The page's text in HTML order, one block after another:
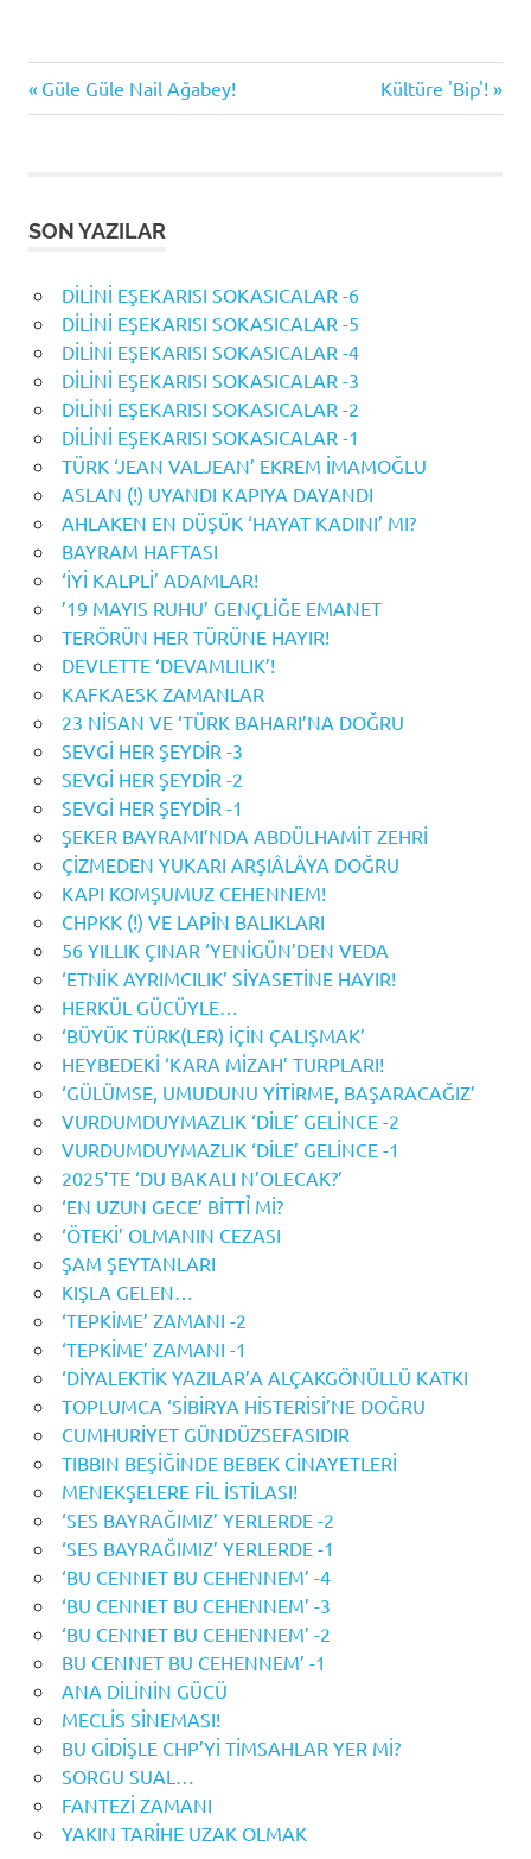
Yazı
Previous
Post:
Güle Güle Nail Ağabey!
Next
Post:
Kültüre 'Bip'!
SON YAZILAR
DİLİNİ EŞEKARISI SOKASICALAR -6
DİLİNİ EŞEKARISI SOKASICALAR -5
DİLİNİ EŞEKARISI SOKASICALAR -4
DİLİNİ EŞEKARISI SOKASICALAR -3
DİLİNİ EŞEKARISI SOKASICALAR -2
DİLİNİ EŞEKARISI SOKASICALAR -1
TÜRK ‘JEAN VALJEAN’ EKREM İMAMOĞLU
ASLAN (!) UYANDI KAPIYA DAYANDI
AHLAKEN EN DÜŞÜK ‘HAYAT KADINI’ MI?
BAYRAM HAFTASI
‘İYİ KALPLİ’ ADAMLAR!
’19 MAYIS RUHU’ GENÇLİĞE EMANET
TERÖRÜN HER TÜRÜNE HAYIR!
DEVLETTE ‘DEVAMLILIK’!
KAFKAESK ZAMANLAR
23 NİSAN VE ‘TÜRK BAHARI’NA DOĞRU
SEVGİ HER ŞEYDİR -3
SEVGİ HER ŞEYDİR -2
SEVGİ HER ŞEYDİR -1
ŞEKER BAYRAMI’NDA ABDÜLHAMİT ZEHRİ
ÇİZMEDEN YUKARI ARŞIÂLÂYA DOĞRU
KAPI KOMŞUMUZ CEHENNEM!
CHPKK (!) VE LAPİN BALIKLARI
56 YILLIK ÇINAR ‘YENİGÜN’DEN VEDA
‘ETNİK AYRIMCILIK’ SİYASETİNE HAYIR!
HERKÜL GÜCÜYLE…
‘BÜYÜK TÜRK(LER) İÇİN ÇALIŞMAK’
HEYBEDEKİ ‘KARA MİZAH’ TURPLARI!
‘GÜLÜMSE, UMUDUNU YİTİRME, BAŞARACAĞIZ’
VURDUMDUYMAZLIK ‘DİLE’ GELİNCE -2
VURDUMDUYMAZLIK ‘DİLE’ GELİNCE -1
2025’TE ‘DU BAKALI N’OLECAK?’
‘EN UZUN GECE’ BİTTỈ Mİ?
‘ÖTEKİ’ OLMANIN CEZASI
ŞAM ŞEYTANLARI
KIŞLA GELEN…
‘TEPKİME’ ZAMANI -2
‘TEPKİME’ ZAMANI -1
‘DİYALEKTİK YAZILAR’A ALÇAKGÖNÜLLÜ KATKI
TOPLUMCA ‘SİBİRYA HİSTERİSİ’NE DOĞRU
CUMHURİYET GÜNDÜZSEFASIDIR
TIBBIN BEŞİĞİNDE BEBEK CİNAYETLERİ
MENEKŞELERE FİL İSTİLASI!
‘SES BAYRAĞIMIZ’ YERLERDE -2
‘SES BAYRAĞIMIZ’ YERLERDE -1
‘BU CENNET BU CEHENNEM’ -4
‘BU CENNET BU CEHENNEM’ -3
‘BU CENNET BU CEHENNEM’ -2
BU CENNET BU CEHENNEM’ -1
ANA DİLİNİN GÜCÜ
MECLİS SİNEMASI!
BU GİDİŞLE CHP’Yİ TİMSAHLAR YER Mİ?
SORGU SUAL…
FANTEZİ ZAMANI
YAKIN TARİHE UZAK OLMAK